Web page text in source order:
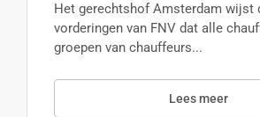
Het gerechtshof Amsterdam wijst
vorderingen van FNV dat alle
groepen van chauffeurs...
Lees meer